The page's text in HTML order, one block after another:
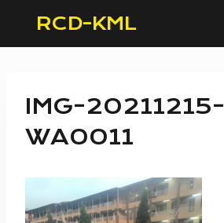
RCD-KML
IMG-20211215-
WA0011